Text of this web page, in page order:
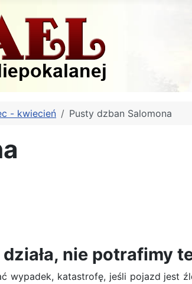
- kwiecień Pusty dzban Salomona
nie potrafimy
wypadek, katastrofę, jeśli pojazd jest